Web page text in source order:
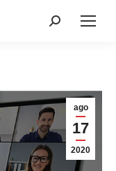
Search:
ago
17
2020